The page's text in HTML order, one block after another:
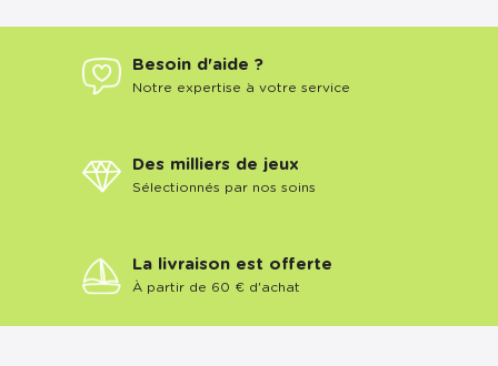
Besoin d'aide ?
Notre expertise à votre service
Des milliers de jeux
Sélectionnés par nos soins
La livraison est offerte
À partir de 60 € d'achat